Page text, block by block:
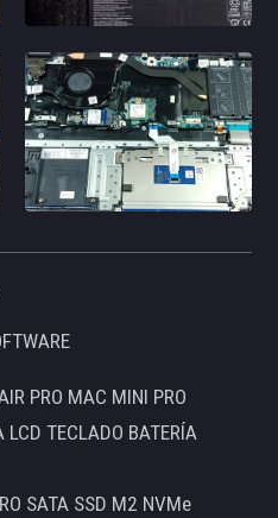
PRO MAC MINI PRO
TECLADO BATERÍA
SATA SSD M2 NVMe